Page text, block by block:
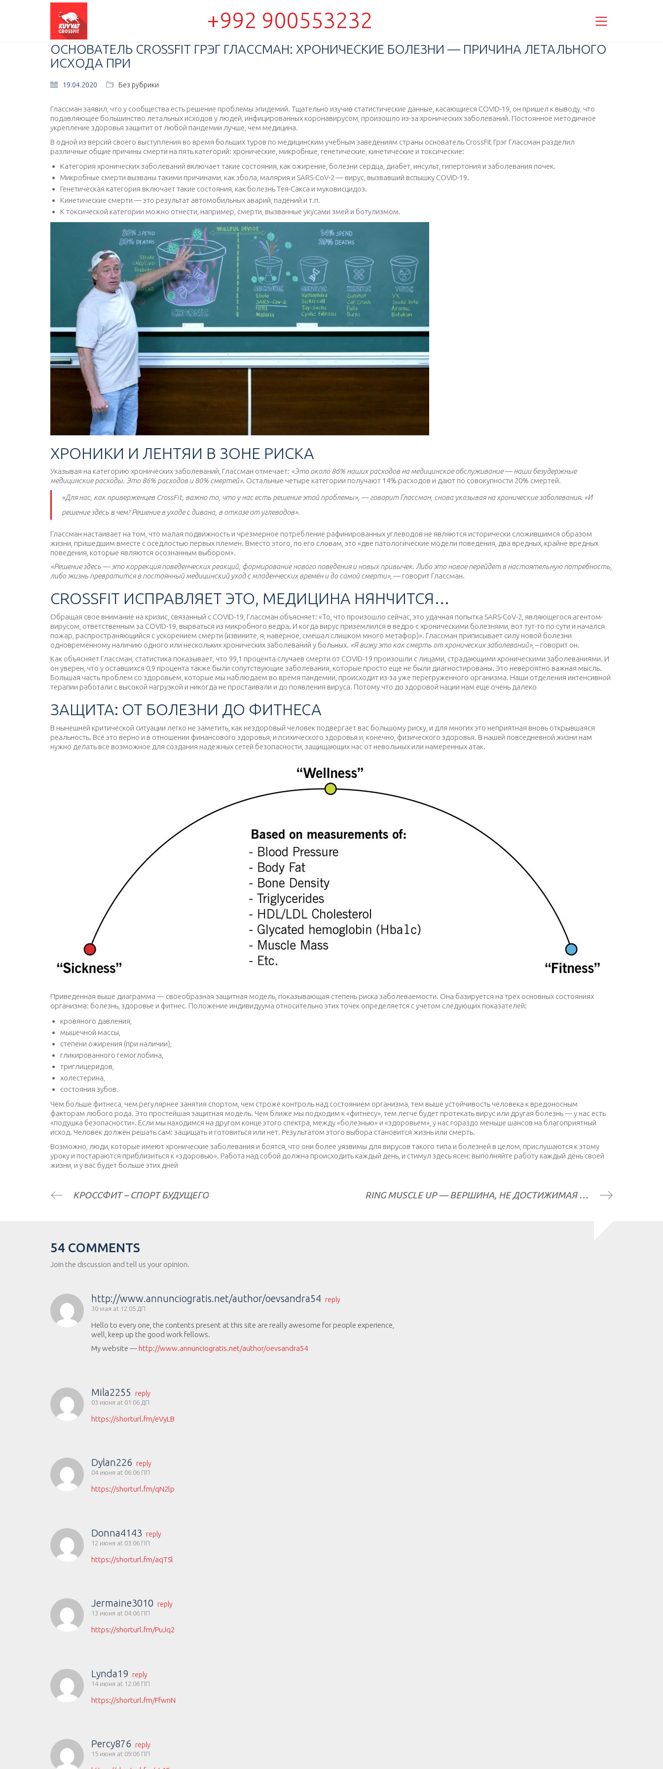
+992 900553232
ОСНОВАТЕЛЬ CROSSFIT ГРЭГ ГЛАССМАН: ХРОНИЧЕСКИЕ БОЛЕЗНИ — ПРИЧИНА ЛЕТАЛЬНОГО
ИСХОДА ПРИ
19.04.2020 Без рубрики
Глассман заявил, что у сообщества есть решение проблемы эпидемий. Тщательно изучив статистические данные, касающиеся COVID-19, он пришел к выводу, что
подавляющее большинство летальных исходов у людей, инфицированных коронавирусом, произошло из-за хронических заболеваний. Постоянное методичное
укрепление здоровья защитит от любой пандемии лучше, чем медицина.
В одной из версий своего выступления во время больших туров по медицинским учебным заведениям страны основатель CrossFit Грэг Глассман разделил
различные общие причины смерти на пять категорий: хронические, микробные, генетические, кинетические и токсические:
Категория хронических заболеваний включает такие состояния, как ожирение, болезни сердца, диабет, инсульт, гипертония и заболевания почек.
Микробные смерти вызваны такими причинами, как эбола, малярия и SARS-CoV-2 — вирус, вызвавший вспышку COVID-19.
Генетическая категория включает такие состояния, как болезнь Тея-Сакса и муковисцидоз.
Кинетические смерти — это результат автомобильных аварий, падений и т.п.
К токсической категории можно отнести, например, смерти, вызванные укусами змей и ботулизмом.
ХРОНИКИ И ЛЕНТЯИ В ЗОНЕ РИСКА
Указывая на категорию хронических заболеваний, Глассман отмечает: «Это около 86% наших расходов на медицинское обслуживание — наши безудержные
медицинские расходы. Это 86% расходов и 80% смертей». Остальные четыре категории получают 14% расходов и дают по совокупности 20% смертей.
«Для нас, как приверженцев CrossFit, важно то, что у нас есть решение этой проблемы», — говорит Глассман, снова указывая на хронические заболевания. «И
решение здесь в чем? Решение в уходе с дивана, в отказе от углеводов».
Глассман настаивает на том, что малая подвижность и чрезмерное потребление рафинированных углеводов не являются исторически сложившимся образом
жизни, пришедшим вместе с оседлостью первых племен. Вместо этого, по его словам, это «две патологические модели поведения, два вредных, крайне вредных
поведения, которые являются осознанным выбором».
«Решение здесь — это коррекция поведенческих реакций, формирование нового поведения и новых привычек. Либо это новое перейдет в настоятельную потребность,
либо жизнь превратится в постоянный медицинский уход с младенческих времён и до самой смерти», — говорит Глассман.
CROSSFIT ИСПРАВЛЯЕТ ЭТО, МЕДИЦИНА НЯНЧИТСЯ…
Обращая свое внимание на кризис, связанный с COVID-19, Глассман объясняет: «То, что произошло сейчас, это удачная попытка SARS-CoV-2, являющегося агентом-
вирусом, ответственным за COVID-19, вырваться из микробного ведра. И когда вирус приземлился в ведро с хроническими болезнями, вот тут-то по сути и начался
пожар, распространяющийся с ускорением смерти (извините, я, наверное, смешал слишком много метафор)». Глассман приписывает силу новой болезни
одновременному наличию одного или нескольких хронических заболеваний у больных. «Я вижу это как смерть от хронических заболеваний», – говорит он.
Как объясняет Глассман, статистика показывает, что 99,1 процента случаев смерти от COVID-19 произошли с лицами, страдающими хроническими заболеваниями. И
он уверен, что у оставшихся 0,9 процента также были сопутствующие заболевания, которые просто еще не были диагностированы. Это невероятно важная мысль.
Большая часть проблем со здоровьем, которые мы наблюдаем во время пандемии, происходит из-за уже перегруженного организма. Наши отделения интенсивной
терапии работали с высокой нагрузкой и никогда не простаивали и до появления вируса. Потому что до здоровой нации нам еще очень далеко
ЗАЩИТА: ОТ БОЛЕЗНИ ДО ФИТНЕСА
В нынешней критической ситуации легко не заметить, как нездоровый человек подвергает вас большому риску, и для многих это неприятная вновь открывшаяся
реальность. Всё это верно и в отношении финансового здоровья, и психического здоровья и, конечно, физического здоровья. В нашей повседневной жизни нам
нужно делать все возможное для создания надежных сетей безопасности, защищающих нас от невольных или намеренных атак.
Приведенная выше диаграмма — своеобразная защитная модель, показывающая степень риска заболеваемости. Она базируется на трех основных состояниях
организма: болезнь, здоровье и фитнес. Положение индивидуума относительно этих точек определяется с учетом следующих показателей:
кровяного давления,
мышечной массы,
степени ожирения (при наличии),
гликированного гемоглобина,
триглицеридов,
холестерина,
состояния зубов.
Чем больше фитнеса, чем регулярнее занятия спортом, чем строже контроль над состоянием организма, тем выше устойчивость человека к вредоносным
факторам любого рода. Это простейшая защитная модель. Чем ближе мы подходим к «фитнесу», тем легче будет протекать вирус или другая болезнь — у нас есть
«подушка безопасности». Если мы находимся на другом конце этого спектра, между «болезнью» и «здоровьем», у нас гораздо меньше шансов на благоприятный
исход. Человек должен решать сам: защищать и готовиться или нет. Результатом этого выбора становится жизнь или смерть.
Возможно, люди, которые имеют хронические заболевания и боятся, что они более уязвимы для вирусов такого типа и болезней в целом, прислушаются к этому
уроку и постараются приблизиться к «здоровью». Работа над собой должна происходить каждый день, и стимул здесь ясен: выполняйте работу каждый день своей
жизни, и у вас будет больше этих дней
КРОССФИТ – СПОРТ БУДУЩЕГО RING MUSCLE UP — ВЕРШИНА, НЕ ДОСТИЖИМАЯ ДЛЯ МНОГИХ АТЛЕТОВ. ИЛИ НЕТ?
54 COMMENTS
Join the discussion and tell us your opinion.
http://www.annunciogratis.net/author/oevsandra54 reply
30 мая at 12:05 ДП
Hello to every one, the contents present at this site are really awesome for people experience,
well, keep up the good work fellows.
My website — http://www.annunciogratis.net/author/oevsandra54
Mila2255 reply
03 июня at 01:06 ДП
https://shorturl.fm/eVyLB
Dylan226 reply
04 июня at 06:06 ПП
https://shorturl.fm/qN2lp
Donna4143 reply
12 июня at 03:06 ПП
https://shorturl.fm/aqTSl
Jermaine3010 reply
13 июня at 04:06 ПП
https://shorturl.fm/PuJq2
Lynda19 reply
14 июня at 12:06 ПП
https://shorturl.fm/FfwnN
Percy876 reply
15 июня at 09:06 ПП